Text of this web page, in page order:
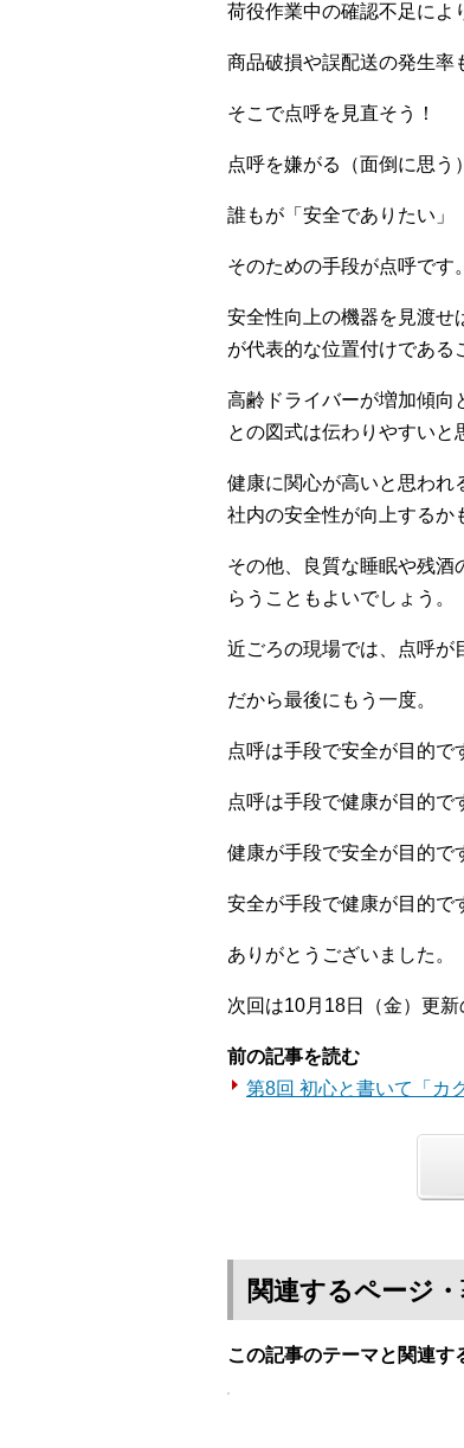
荷役作業中の確認不足によ
商品破損や誤配送の発生率
そこで点呼を見直そう！
点呼を嫌がる（面倒に思う
誰もが「安全でありたい」
そのための手段が点呼です。
安全性向上の機器を見渡せ
が代表的な位置付けである
高齢ドライバーが増加傾
との図式は伝わりやすいと
健康に関心が高いと思われ
社内の安全性が向上するか
その他、良質な睡眠や残酒
らうこともよいでしょう。
近ごろの現場では、点呼が
だから最後にもう一度。
点呼は手段で安全が目的で
点呼は手段で健康が目的で
健康が手段で安全が目的で
安全が手段で健康が目的で
ありがとうございました。
次回は10月18日（金）更新
前の記事を読む
第8回 初心と書いて「カ
関連するページ
この記事のテーマと関連す